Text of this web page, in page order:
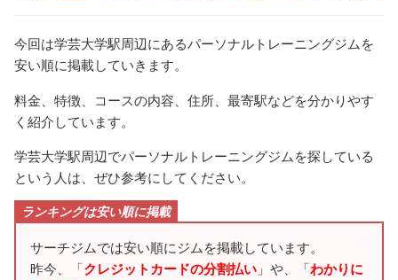
今回は学芸大学駅周辺にあるパーソナルトレーニングジムを
安い順に掲載していきます。
料金、特徴、コースの内容、住所、最寄駅などを分かりやす
く紹介しています。
学芸大学駅周辺でパーソナルトレーニングジムを探している
という人は、ぜひ参考にしてください。
ランキングは安い順に掲載
サーチジムでは安い順にジムを掲載しています。
昨今、「クレジットカードの分割払い 」や、「わかりに